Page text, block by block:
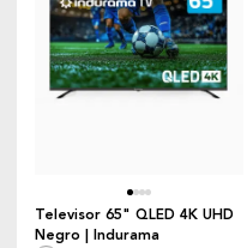
Televisor 65" QLED 4K UHD
Negro | Indurama